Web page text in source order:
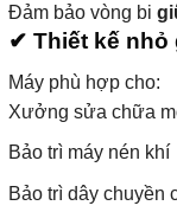
Đảm bảo vòng bi
✔ Thiết kế nhỏ
Máy phù hợp cho:
Xưởng sửa chữa
Bảo trì máy nén khí
Bảo trì dây chuyền